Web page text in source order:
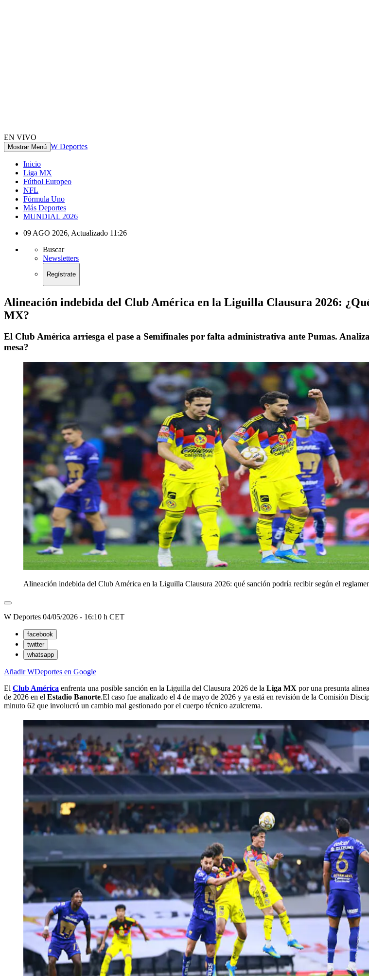
EN VIVO
Mostrar Menú W Deportes
Inicio
Liga MX
Fútbol Europeo
NFL
Fórmula Uno
Más Deportes
MUNDIAL 2026
09 AGO 2026, Actualizado 11:26
Buscar
Newsletters
Regístrate
Alineación indebida del Club América en la Liguilla Clausura 2026:
MX?
El Club América arriesga el pase a Semifinales por falta administrativa ante Pumas.
mesa?
Alineación indebida del Club América en la Liguilla Clausura 2026: qué sanción podría recibir según el
W Deportes 04/05/2026 - 16:10 h CET
facebook
twitter
whatsapp
Añadir WDeportes en Google
El Club América enfrenta una posible sanción en la Liguilla del Clausura 2026 de la Liga MX por una presunta
de 2026 en el Estadio Banorte.El caso fue analizado el 4 de mayo de 2026 y ya está en revisión de la Comisión
minuto 62 que involucró un cambio mal gestionado por el cuerpo técnico azulcrema.